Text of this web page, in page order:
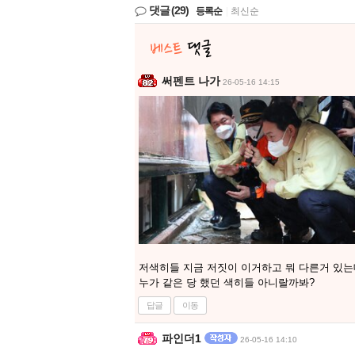
댓글(29) 등록순 최신순
써펜트 나가 26-05-16 14:15
저색히들 지금 저짓이 이거하고 뭐 다른거 있
누가 같은 당 했던 색히들 아니랄까봐?
답글 이동
파인더1 26-05-16 14:10